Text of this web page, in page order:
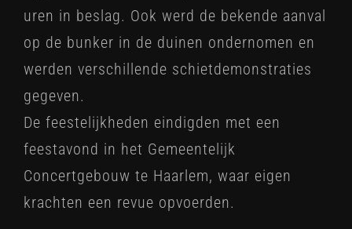
uren in beslag. Ook werd de bekende aanval
op de bunker in de duinen ondernomen en
werden verschillende schietdemonstraties
gegeven.
De feestelijkheden eindigden met een
feestavond in het Gemeentelijk
Concertgebouw te Haarlem, waar eigen
krachten een revue opvoerden.